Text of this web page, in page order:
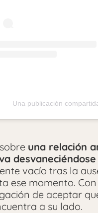
Una publicación
una relación
desvaneciéndose
vacío tras la
ese momento. Con
de aceptar
a su lado.